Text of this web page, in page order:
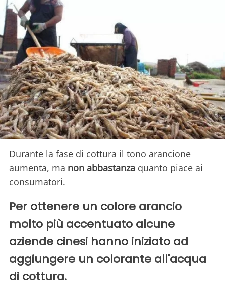
Durante la fase di cottura il tono arancione
aumenta, ma non abbastanza quanto piace ai
consumatori.
Per ottenere un colore arancio
molto più accentuato alcune
aziende cinesi hanno iniziato ad
aggiungere un colorante all'acqua
di cottura.